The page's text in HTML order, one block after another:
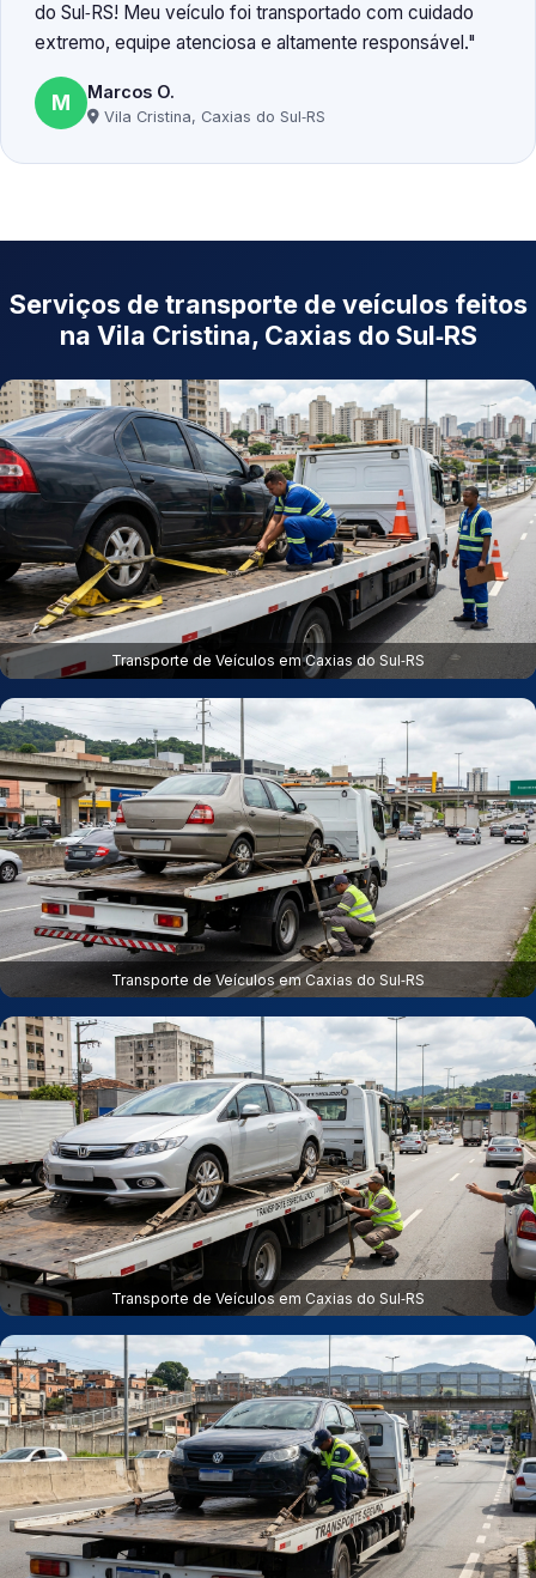
do Sul‑RS! Meu veículo foi transportado com cuidado
extremo, equipe atenciosa e altamente responsável.
M Marcos O.
Vila Cristina, Caxias do Sul‑RS
Serviços de transporte de veículos feitos
na Vila Cristina, Caxias do Sul‑RS
Transporte de Veículos em Caxias do Sul‑RS
Transporte de Veículos em Caxias do Sul‑RS
Transporte de Veículos em Caxias do Sul‑RS